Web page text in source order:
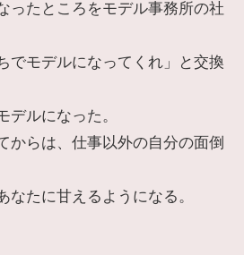
ったところをモデル事務所の社
でモデルになってくれ」と交換
ルになった。
からは、仕事以外の自分の面倒
たに甘えるようになる。